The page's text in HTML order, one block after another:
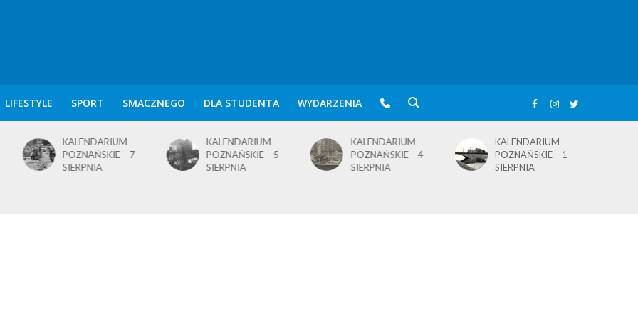
LIFESTYLE SPORT SMACZNEGO DLA STUDENTA WYDARZENIA
KALENDARIUM
POZNAŃSKIE – 7
SIERPNIA
KALENDARIUM
POZNAŃSKIE – 5
SIERPNIA
KALENDARIUM
POZNAŃSKIE – 4
SIERPNIA
KALENDARIUM
POZNAŃSKIE – 1
SIERPNIA